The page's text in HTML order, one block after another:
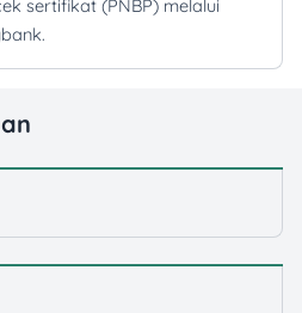
sertifikat (PNBP) melalui